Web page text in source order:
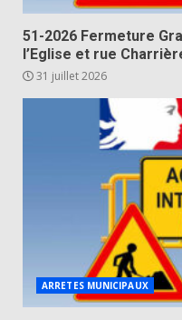
51-2026 Fermeture
l’Eglise et rue
31 juillet 2026
ARRETES MUNICIPAUX